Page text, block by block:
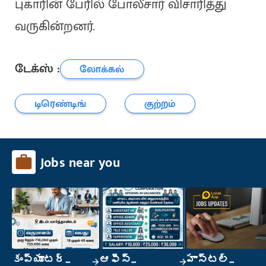
புகாரின் பேரில் போலீசார் விசாரித்து
வருகின்றனர்.
டேக்ஸ் :
லோக்கல்
டிரெண்டிங்
குற்றம்
Jobs near you
కంప్యూటర్ ఆఫీస్ హాస్టల్